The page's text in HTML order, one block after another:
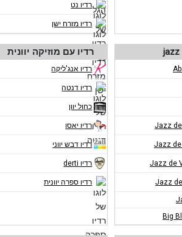
רדיו נט
רדיו מזרח ישן
jazz
Big
רדיו עם מוזיקה יוונית
רדיו אנג'ליקה
רדיו דנטה
כחול יוון
רדיו יאסו
רדיו דבש יווני
רדיו derti
רדיו ספרה יוונית